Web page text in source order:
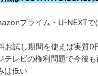
プライム・U-NEXTで
お試し期間を使えば実質0
テレビの権利問題で今後
は低い